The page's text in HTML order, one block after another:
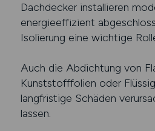
Dachdecker installieren
energieeffizient
Isolierung eine wichtige
Auch die Abdichtung von
Kunststofffolien oder
langfristige Schäden
lassen.